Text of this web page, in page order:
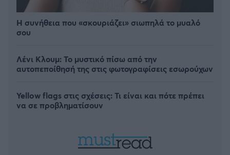
Η συνήθεια που «σκουριάζει» σιωπηλά το μυαλό
σου
Λένι Κλουμ: Το μυστικό πίσω από την
αυτοπεποίθησή της στις φωτογραφίσεις εσωρούχων
Yellow flags στις σχέσεις: Τι είναι και πότε πρέπει
να σε προβληματίσουν